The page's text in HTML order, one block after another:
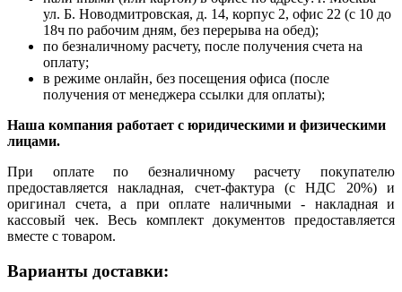
ул. Б. Новодмитровская, д. 14, корпус 2, офис 22 (с 10 до
18ч по рабочим дням, без перерыва на обед);
по безналичному расчету, после получения счета на
оплату;
в режиме онлайн, без посещения офиса (после
получения от менеджера ссылки для оплаты);
Наша компания работает с юридическими и физическими
лицами.
При оплате по безналичному расчету покупателю
предоставляется накладная, счет-фактура (с НДС 20%) и
оригинал счета, а при оплате наличными - накладная и
кассовый чек. Весь комплект документов предоставляется
вместе с товаром.
Варианты доставки: